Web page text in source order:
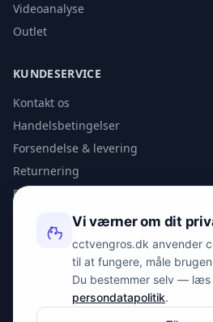
Videoanalyse
Outlet
KUNDESERVICE
Kontakt os
Handelsbetingelser
Forsendelse & levering
Returnering
Privatlivspolitik
KONTAKT
info@spyman.dk
Peter Bangs Vej 153, 2000
Vi værner om dit
cctvengros.dk anvender
til at fungere, måle
Du bestemmer selv — læs
persondatapolitik.